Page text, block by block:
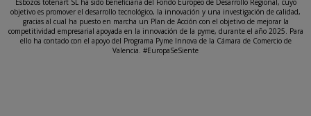
objetivo es promover el desarrollo tecnológico, la innovación y una investigación de calidad,
gracias al cual ha puesto en marcha un Plan de Acción con el objetivo de mejorar la
competitividad empresarial apoyada en la innovación de la pyme, durante el año 2025. Para
ello ha contado con el apoyo del Programa Pyme Innova de la Cámara de Comercio de
Valencia. #EuropaSeSiente